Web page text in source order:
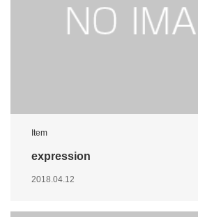
Item
expression
2018.04.12